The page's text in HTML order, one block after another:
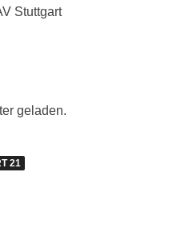
Stuttgart
geladen.
21